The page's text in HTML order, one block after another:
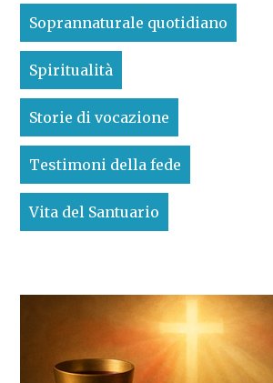
Soprannaturale quotidiano
Spiritualità
Storie di vocazione
Testimoni della fede
Vita del Santuario